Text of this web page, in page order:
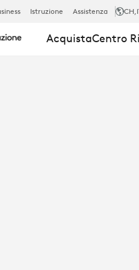
Istruzione Assistenza CH
AcquistaCentro